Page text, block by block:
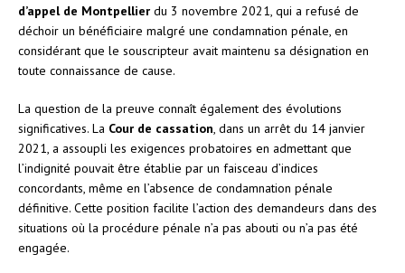
d’appel de Montpellier du 3 novembre 2021, qui a refusé de
déchoir un bénéficiaire malgré une condamnation pénale, en
considérant que le souscripteur avait maintenu sa désignation en
toute connaissance de cause.
La question de la preuve connaît également des évolutions
significatives. La Cour de cassation, dans un arrêt du 14 janvier
2021, a assoupli les exigences probatoires en admettant que
l’indignité pouvait être établie par un faisceau d’indices
concordants, même en l’absence de condamnation pénale
définitive. Cette position facilite l’action des demandeurs dans des
situations où la procédure pénale n’a pas abouti ou n’a pas été
engagée.